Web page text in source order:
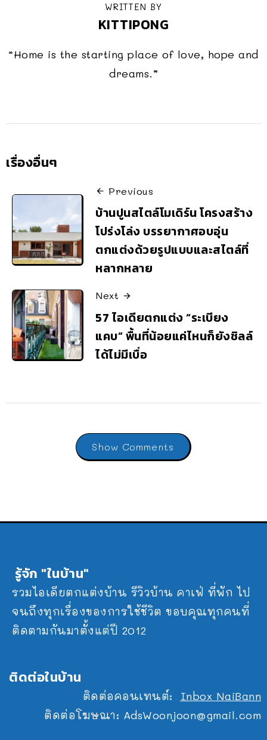
WRITTEN BY
KITTIPONG
“Home is the starting place of love, hope and
dreams.”
เรื่องอื่นๆ
Previous
บ้านปูนสไตล์โมเดิร์น โครงสร้าง
โปร่งโล่ง บรรยากาศอบอุ่น
ตกแต่งด้วยรูปแบบและสไตล์ที่
หลากหลาย
Next
57 ไอเดียตกแต่ง “ระเบียง
แคบ” พื้นที่น้อยแค่ไหนก็ยังชิลล์
ได้ไม่มีเบื่อ
Show Comments
รู้จัก "ในบ้าน"
รวมไอเดียตกแต่งบ้าน รีวิวบ้าน คาเฟ่ ที่พัก ไป
จนถึงทุกเรื่องของการใช้ชีวิต ขอบคุณทุกคนที่
ติดตามกันมาตั้งแต่ปี 2012
ติดต่อในบ้าน
ติดต่อคอนเทนต์: Inbox NaiBann
ติดต่อโฆษณา: AdsWoonjoon@gmail.com